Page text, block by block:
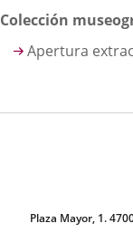
Colección
Apertura
Plaza Mayor, 1.